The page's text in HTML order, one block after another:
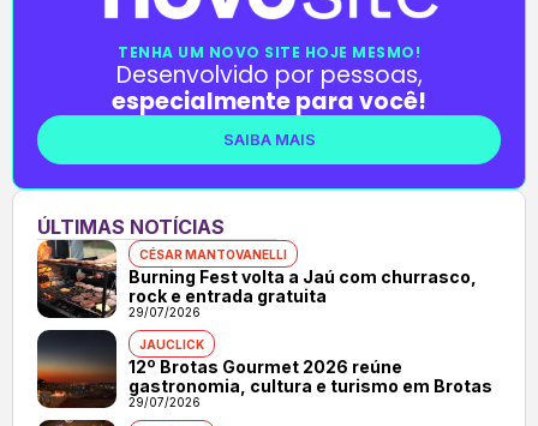
TENHA UM NOVO SITE HOJE MESMO!
Desenvolvido por pessoas,
especialmente para você!
SAIBA MAIS
ÚLTIMAS NOTÍCIAS
CÉSAR MANTOVANELLI
Burning Fest volta a Jaú com churrasco,
rock e entrada gratuita
29/07/2026
JAUCLICK
12º Brotas Gourmet 2026 reúne
gastronomia, cultura e turismo em Brotas
29/07/2026